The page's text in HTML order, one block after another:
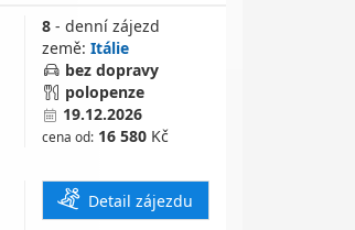
8- denní zájezd
země: Itálie
bez dopravy
polopenze
19.12.2026
cena od: 16 580 Kč
Detail zájezdu